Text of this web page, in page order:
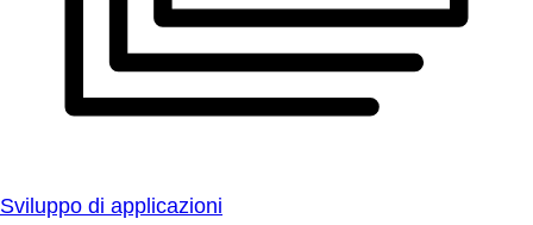
Sviluppo di applicazioni